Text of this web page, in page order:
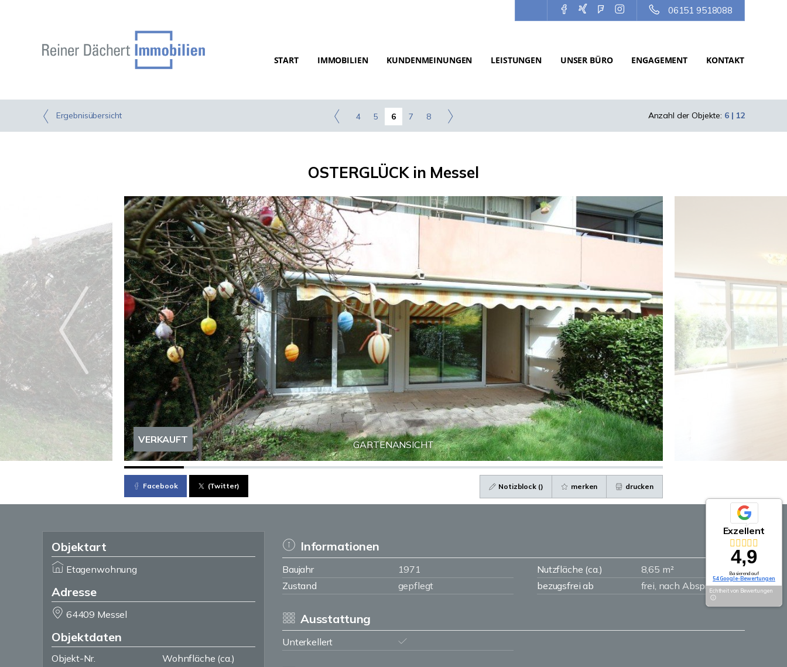
06151 9518088
START IMMOBILIEN KUNDENMEINUNGEN LEISTUNGEN UNSER BÜRO ENGAGEMENT KONTAKT
Ergebnisübersicht 4 5 6 7 8 Anzahl der Objekte: 6 | 12
OSTERGLÜCK in Messel
GARTENANSICHT
VERKAUFT
Facebook (Twitter) Notizblock () merken drucken
Objektart
Etagenwohnung
Adresse
64409 Messel
Objektdaten
Objekt-Nr.
Wohnfläche (ca.)
Informationen
Baujahr 1971 Nutzfläche (ca.)
8,65 m²
Zustand
gepflegt bezugsfrei ab frei, nach Absprache
Ausstattung
Unterkellert
Exzellent
4,9
Basierend auf
54 Google-Bewertungen
Echtheit von Bewertungen